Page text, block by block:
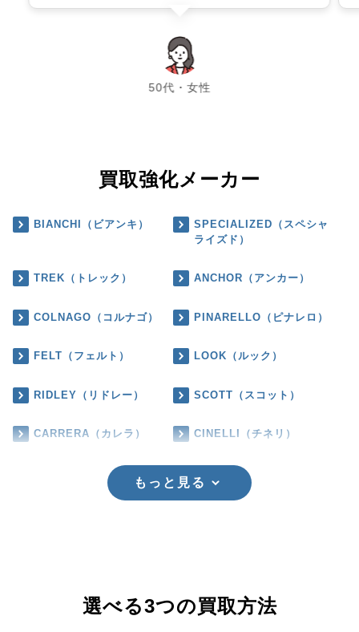
50代・女性
chevron_left chevron_right
買取強化メーカー
BIANCHI（ビアンキ）
SPECIALIZED（スペシャ
ライズド）
TREK（トレック） ANCHOR（アンカー）
COLNAGO（コルナゴ） PINARELLO（ピナレロ）
FELT（フェルト） LOOK（ルック）
RIDLEY（リドレー） SCOTT（スコット）
CARRERA（カレラ） CINELLI（チネリ）
もっと見る
選べる3つの買取方法